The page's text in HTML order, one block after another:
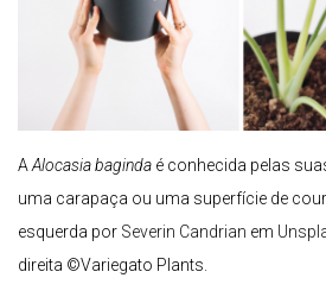
AAlocasia baginda é conhecida pelas
uma carapaça ou uma superfície de
esquerda por Severin Candrian em
direita ©Variegato Plants.